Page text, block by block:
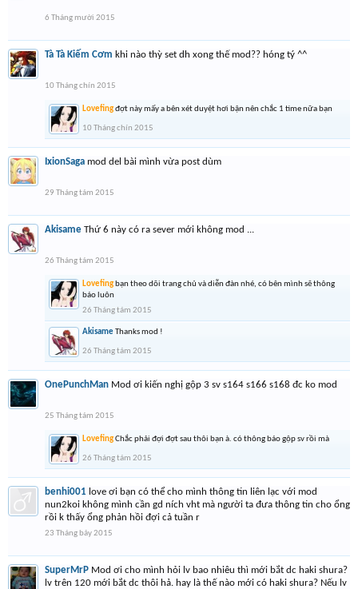
6 Tháng mười 2015
Tà Tà Kiếm Cơm khi nào thỳ set dh xong thế mod?? hóng tý ^^
10 Tháng chín 2015
Lovefingđợt này mấy a bên xét duyệt hơi bận nên chắc 1 time nữa bạn
10 Tháng chín 2015
IxionSaga mod del bài mình vừa post dùm
29 Tháng tám 2015
Akisame Thứ 6 này có ra sever mới không mod ...
26 Tháng tám 2015
Lovefing bạn theo dõi trang chủ và diễn đàn nhé, có bên mình sẽ thông
báo luôn
26 Tháng tám 2015
AkisameThanks mod !
26 Tháng tám 2015
OnePunchMan Mod ơi kiến nghị gộp 3 sv s164 s166 s168 đc ko mod
25 Tháng tám 2015
LovefingChắc phải đợi đợt sau thôi bạn à. có thông báo gộp sv rồi mà
26 Tháng tám 2015
benhi001 love ơi bạn có thể cho mình thông tin liên lạc với mod
nun2koi không mình cần gd ních vht mà người ta đưa thông tin cho ổng
rồi k thấy ổng phản hồi đợi cả tuần r
23 Tháng bảy 2015
SuperMrP Mod ơi cho mình hỏi lv bao nhiêu thì mới bắt dc haki shura?
lv trên 120 mới bắt dc thôi hả. hay là thế nào mới có haki shura? Nếu lv